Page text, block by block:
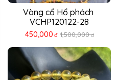
Vòng cổ Hổ phách
VCHP120122-28
450,000 đ 1,500,000 đ